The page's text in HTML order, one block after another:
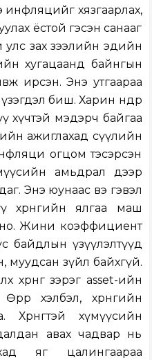
инфляцийг хязгаарлах,
ёстой гэсэн санааг
улс зах зээлийн эдийн
хугацаанд байнгын
ирсэн. Энэ утгаараа
биш. Харин өнөөдөр
хүчтэй мэдэрч байгаа
ажиглахад сүүлийн
огцом тэсэрсэн
амьдрал дээр
Энэ юунаас вэ гэвэл
хөрөнгийн ялгаа маш
Жини коэффициент
байдлын үзүүлэлтүүд
муудсан зүйл байхгүй.
хөрөнгө зэрэг asset-ийн
хэлбэл, хөрөнгийн
хүмүүсийн
авах чадвар нь
яг цалингаараа